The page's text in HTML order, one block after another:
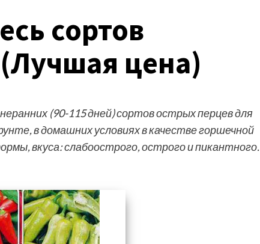
сортов
цена)
(90-115 дней) сортов острых перцев для
в домашних условиях в качестве горшечной
вкуса: слабоострого, острого и пикантного.